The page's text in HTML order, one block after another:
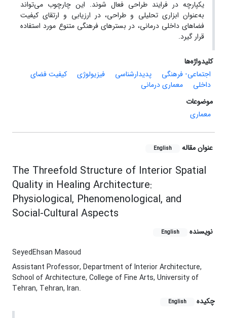
یکپارچه در فرایند طراحی فعال شوند. این چارچوب می‌تواند
به‌عنوان ابزاری تحلیلی و طراحی، در ارزیابی و ارتقای کیفیت
فضاهای داخلی درمانی، در بسترهای فرهنگی متنوع مورد استفاده
قرار گیرد.
کلیدواژه‌ها
اجتماعی- فرهنگی
پدیدارشناسی فیزیولوژی
کیفیت فضای
داخلی
معماری درمانی
موضوعات
معماری
عنوان مقاله English
The Threefold Structure of Interior Spatial
Quality in Healing Architecture:
Physiological, Phenomenological, and
Social-Cultural Aspects
نویسنده English
SeyedEhsan Masoud
Assistant Professor, Department of Interior Architecture,
School of Architecture, College of Fine Arts, University of
Tehran, Tehran, Iran.
چکیده
English